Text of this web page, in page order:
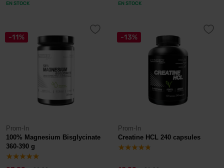
EN STOCK EN STOCK
-11%
Prom-In
100% Magnesium Bisglycinate
360-390 g
-13%
Prom-In
Creatine HCL 240 capsules